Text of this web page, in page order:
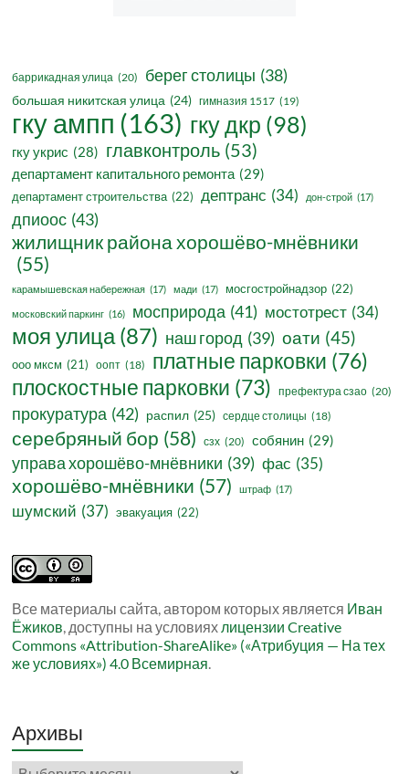
баррикадная улица (20) берег столицы (38)
большая никитская улица (24) гимназия 1517 (19)
гку ампп (163) гку дкр (98)
гку укрис (28) главконтроль (53)
департамент капитального ремонта (29)
департамент строительства (22) дептранс (34) дон-строй (17)
дпиоос (43)
жилищник района хорошёво-мнёвники
(55)
карамышевская набережная (17) мади (17) мосгостройнадзор (22)
московский паркинг (16) мосприрода (41) мостотрест (34)
моя улица(87) наш город (39) оати (45)
ооо мксм (21) оопт (18) платные парковки (76)
плоскостные парковки (73) префектура сзао (20)
прокуратура (42) распил (25) сердце столицы (18)
серебряный бор (58) сзх (20) собянин (29)
управа хорошёво-мнёвники (39) фас (35)
хорошёво-мнёвники (57) штраф (17)
шумский (37) эвакуация (22)
Все материалы сайта, автором которых является Иван
Ёжиков, доступны на условиях лицензии Creative
Commons «Attribution-ShareAlike» («Атрибуция — На тех
же условиях») 4.0 Всемирная.
Архивы
Архивы